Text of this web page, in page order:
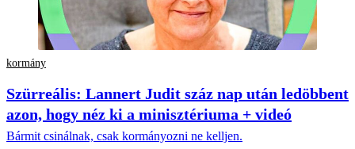
kormány
Szürreális: Lannert Judit száz nap után ledöbbent
azon, hogy néz ki a minisztériuma + videó
Bármit csinálnak, csak kormányozni ne kelljen.